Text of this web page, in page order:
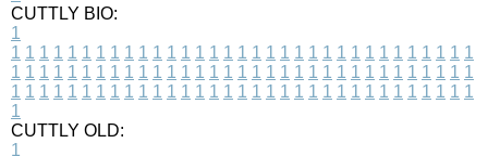
CUTTLY BIO:
1
1 1 1 1 1 1 1 1 1 1 1 1 1 1 1 1 1 1 1 1 1 1 1 1 1 1 1 1 1 1 1 1 1
1 1 1 1 1 1 1 1 1 1 1 1 1 1 1 1 1 1 1 1 1 1 1 1 1 1 1 1 1 1 1 1 1
1 1 1 1 1 1 1 1 1 1 1 1 1 1 1 1 1 1 1 1 1 1 1 1 1 1 1 1 1 1 1 1 1
1
CUTTLY OLD:
1